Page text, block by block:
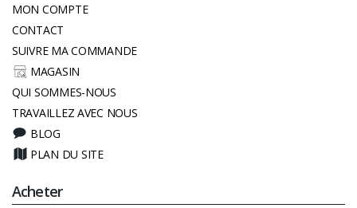
MON COMPTE
CONTACT
SUIVRE MA COMMANDE
MAGASIN
QUI SOMMES-NOUS
TRAVAILLEZ AVEC NOUS
BLOG
PLAN DU SITE
Acheter